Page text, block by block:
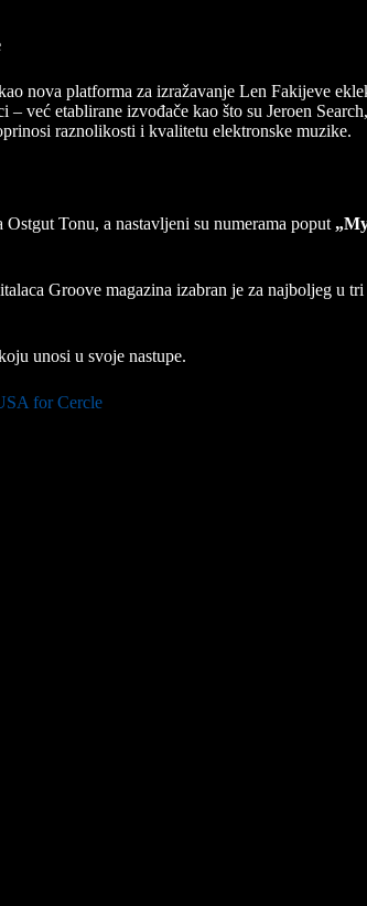
nova platforma za izražavanje Len Fakijeve
već etablirane izvođače kao što su Jeroen
raznolikosti i kvalitetu elektronske muzike.
Tonu, a nastavljeni su numerama poput
Groove magazina izabran je za najboljeg u
unosi u svoje nastupe.
for Cercle